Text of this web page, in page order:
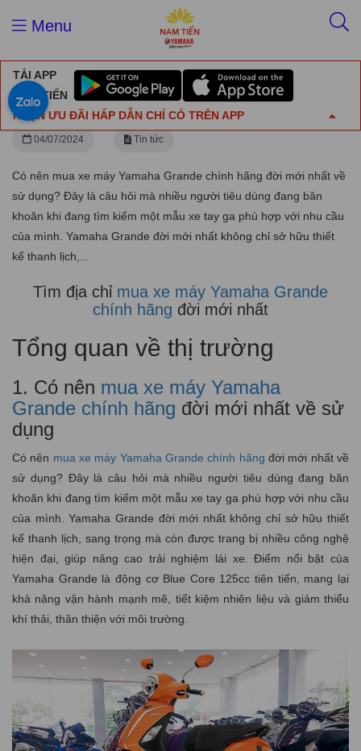
Menu
TẢI APP
NAM TIẾN
NHẬN ƯU ĐÃI HẤP DẪN CHỈ CÓ TRÊN APP
Mua xe máy Yamaha Grande chính hãng đời mới nhất
Mua xe máy Yamaha Grande chính hãng
đời mới nhất
04/07/2024 Tin tức
Có nên mua xe máy Yamaha Grande chính hãng đời mới nhất về
sử dụng? Đây là câu hỏi mà nhiều người tiêu dùng đang băn
khoăn khi đang tìm kiếm một mẫu xe tay ga phù hợp với nhu cầu
của mình. Yamaha Grande đời mới nhất không chỉ sở hữu thiết
kế thanh lịch,...
Tìm địa chỉ mua xe máy Yamaha Grande
chính hãng đời mới nhất
Tổng quan về thị trường
1. Có nên mua xe máy Yamaha
Grande chính hãng đời mới nhất về sử
dụng
Có nên mua xe máy Yamaha Grande chính hãng đời mới nhất về
sử dụng? Đây là câu hỏi mà nhiều người tiêu dùng đang băn
khoăn khi đang tìm kiếm một mẫu xe tay ga phù hợp với nhu cầu
của mình. Yamaha Grande đời mới nhất không chỉ sở hữu thiết
kế thanh lịch, sang trọng mà còn được trang bị nhiều công nghệ
hiện đại, giúp nâng cao trải nghiệm lái xe. Điểm nổi bật của
Yamaha Grande là động cơ Blue Core 125cc tiên tiến, mang lại
khả năng vận hành mạnh mẽ, tiết kiệm nhiên liệu và giảm thiểu
khí thải, thân thiện với môi trường.